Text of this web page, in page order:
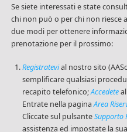
Se siete interessati e state
chi non può o per chi non riesce
due modi per ottenere
prenotazione per il prossimo:
Registratevial nostro sito
semplificare qualsiasi
recapito telefonico;Accedeteal
Entrate nella paginaArea
Cliccate sul pulsanteSupporto
assistenza ed impostate la